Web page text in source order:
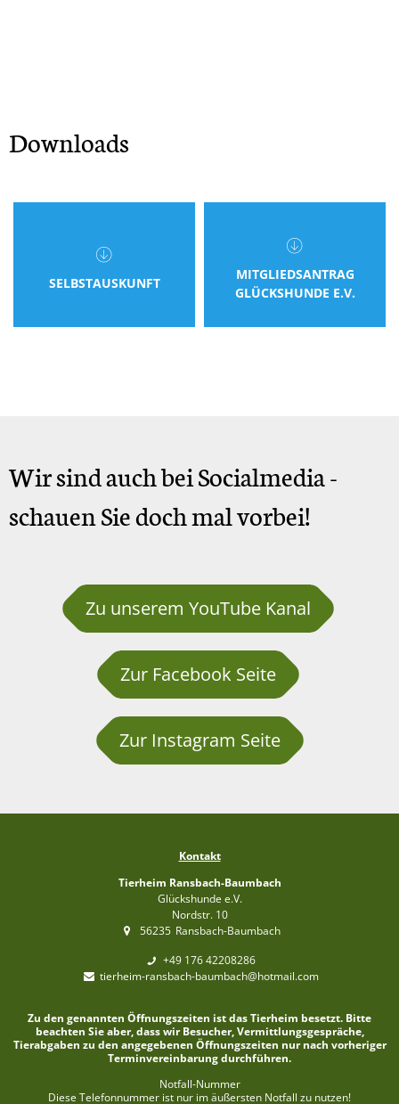
Downloads
SELBSTAUSKUNFT
MITGLIEDSANTRAG
GLÜCKSHUNDE E.V.
Wir sind auch bei Socialmedia -
schauen Sie doch mal vorbei!
Zu unserem YouTube Kanal
Zur Facebook Seite
Zur Instagram Seite
Kontakt
Tierheim Ransbach-Baumbach
Glückshunde e.V.
Nordstr. 10
56235 Ransbach-Baumbach
+49 176 42208286
tierheim-ransbach-baumbach@hotmail.com
Zu den genannten Öffnungszeiten ist das Tierheim besetzt. Bitte
beachten Sie aber, dass wir Besucher, Vermittlungsgespräche,
Tierabgaben zu den angegebenen Öffnungszeiten nur nach vorheriger
Terminvereinbarung durchführen.
Notfall-Nummer
Diese Telefonnummer ist nur im äußersten Notfall zu nutzen!